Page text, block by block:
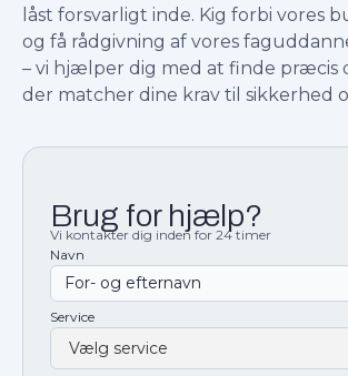
låst forsvarligt inde. Kig forbi vores
og få rådgivning af vores
– vi hjælper dig med at finde præcis
der matcher dine krav til sikkerhed
Brug for hjælp?
Vi kontakter dig inden for 24 timer
Navn
Service